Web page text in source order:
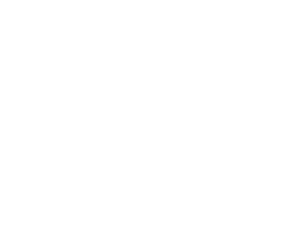
. . donderdag 30 juli 2026